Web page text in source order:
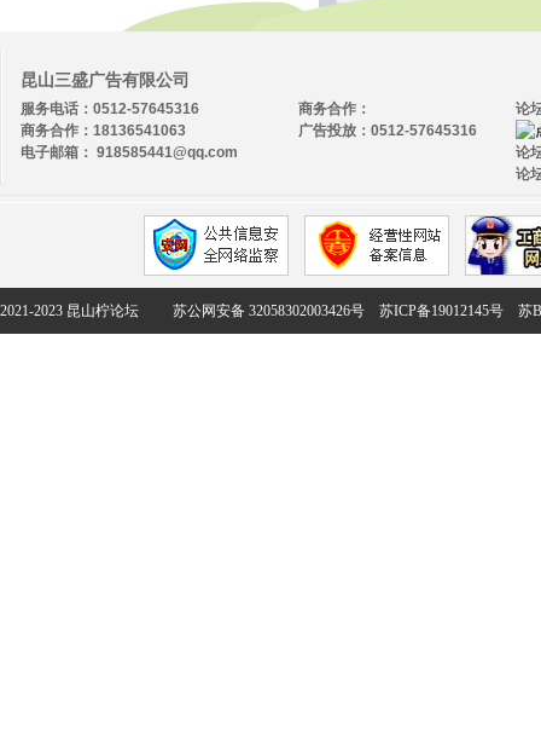
昆山三盛广告有限公司
服务电话：0512-57645316
商务合作：18136541063
电子邮箱： 918585441@qq.com
论
论
论
商务合作：
广告投放：0512-57645316
2021-2023 昆山柠论坛 苏公网安备 32058302003426号 苏ICP备19012145号 苏